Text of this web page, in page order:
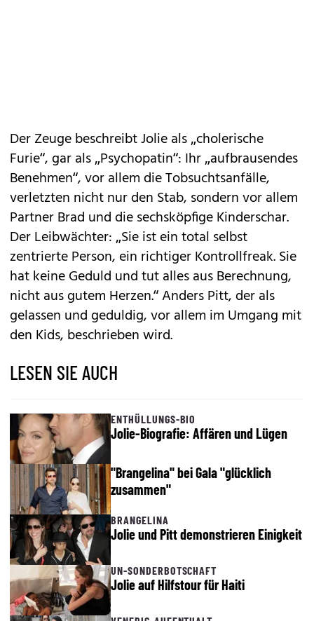
Der Zeuge beschreibt Jolie als „cholerische
Furie“, gar als „Psychopatin“: Ihr „aufbrausendes
Benehmen“, vor allem die Tobsuchtsanfälle,
verletzten nicht nur den Stab, sondern vor allem
Partner Brad und die sechsköpfige Kinderschar.
Der Leibwächter: „Sie ist ein total selbst
zentrierte Person, ein richtiger Kontrollfreak. Sie
hat keine Geduld und tut alles aus Berechnung,
nicht aus gutem Herzen.“ Anders Pitt, der als
gelassen und geduldig, vor allem im Umgang mit
den Kids, beschrieben wird.
LESEN SIE AUCH
ENTHÜLLUNGS-BIO
Jolie-Biografie: Affären und Lügen
"Brangelina" bei Gala "glücklich
zusammen"
BRANGELINA
Jolie und Pitt demonstrieren Einigkeit
UN-SONDERBOTSCHAFT
Jolie auf Hilfstour für Haiti